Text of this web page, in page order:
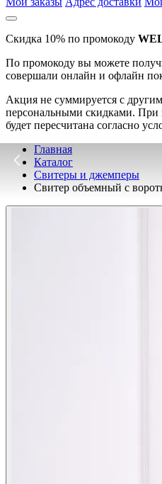
Скидка 10% по промокоду
По промокоду вы можете
совершали онлайн и офлайн
Акция не суммируется с
персональными скидками. При
будет пересчитана согласно
Главная
Каталог
Свитеры и джемперы
Свитер объемный с